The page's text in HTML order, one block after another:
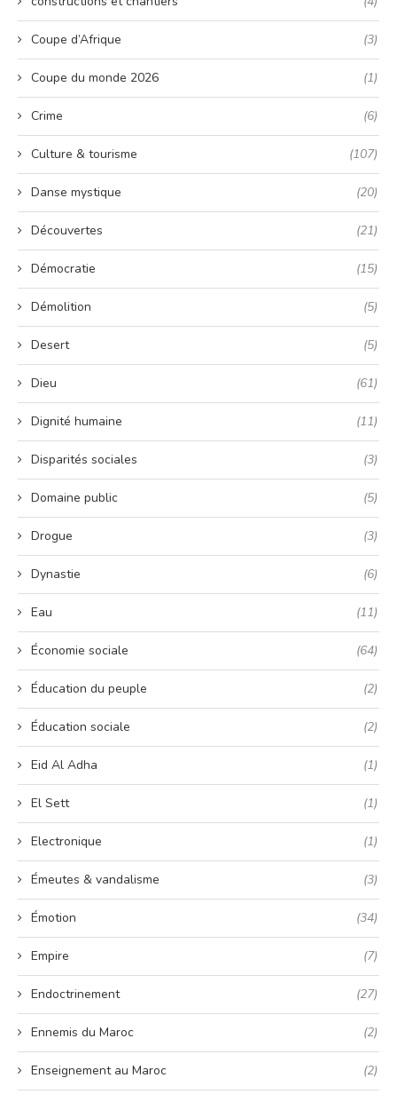
Coupe d’Afrique (3)
Coupe du monde 2026 (1)
Crime (6)
Culture & tourisme (107)
Danse mystique (20)
Découvertes (21)
Démocratie (15)
Démolition (5)
Desert (5)
Dieu (61)
Dignité humaine (11)
Disparités sociales (3)
Domaine public (5)
Drogue (3)
Dynastie (6)
Eau (11)
Économie sociale (64)
Éducation du peuple (2)
Éducation sociale (2)
Eid Al Adha (1)
El Sett (1)
Electronique (1)
Émeutes & vandalisme (3)
Émotion (34)
Empire (7)
Endoctrinement (27)
Ennemis du Maroc (2)
Enseignement au Maroc (2)